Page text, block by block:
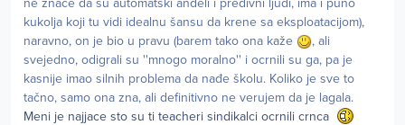
kukolja koji tu vidi idealnu šansu da krene sa eksploatacijom),
naravno, on je bio u pravu (barem tako ona kaže
, ali
svejedno, odigrali su ''mnogo moralno'' i ocrnili su ga, pa je
kasnije imao silnih problema da nađe školu. Koliko je sve to
tačno, samo ona zna, ali definitivno ne verujem da je lagala.
Meni je najjace sto su ti teacheri sindikalci ocrnili crnca